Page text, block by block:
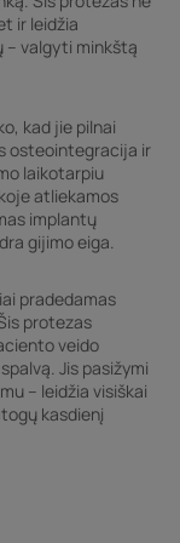
ir leidžia
– valgyti minkštą
kad jie pilnai
osteointegracija ir
laikotarpiu
atliekamos
implantų
gijimo eiga.
pradedamas
protezas
veido
Jis pasižymi
– leidžia visiškai
kasdienį